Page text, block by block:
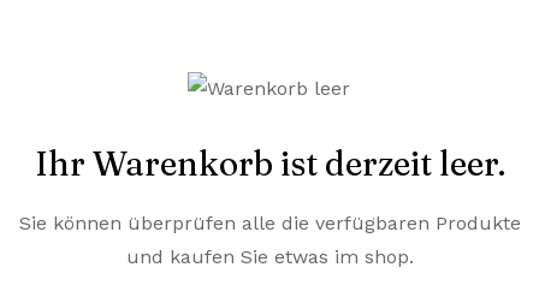
Ihr Warenkorb ist derzeit leer.
Sie können überprüfen alle die verfügbaren Produkte
und kaufen Sie etwas im shop.